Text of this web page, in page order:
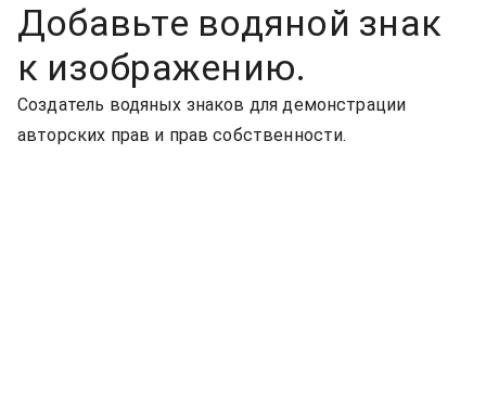
Добавьте водяной знак
к изображению.
Создатель водяных знаков для демонстрации
авторских прав и прав собственности.